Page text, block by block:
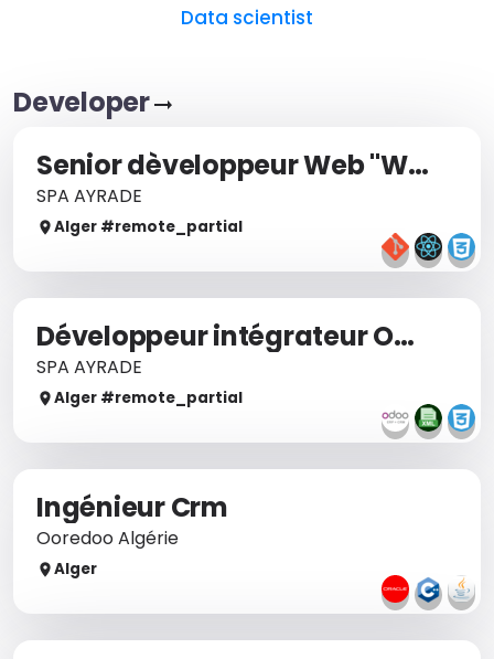
Data scientist
Developer
Senior dèveloppeur Web "Wordpress"
SPA AYRADE
Alger #remote_ partial
Développeur intégrateur Odoo
SPA AYRADE
Alger #remote_ partial
Ingénieur Crm
Ooredoo Algérie
Alger